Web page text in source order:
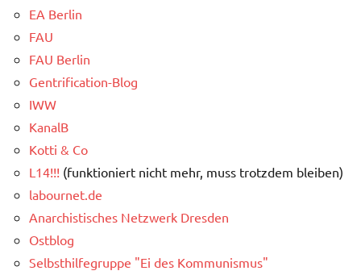
EA Berlin
FAU
FAU Berlin
Gentrification-Blog
IWW
KanalB
Kotti & Co
L14!!! (funktioniert nicht mehr, muss trotzdem bleiben)
labournet.de
Anarchistisches Netzwerk Dresden
Ostblog
Selbsthilfegruppe "Ei des Kommunismus"